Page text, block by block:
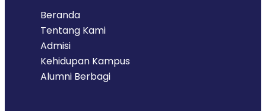
Beranda
Tentang Kami
Admisi
Kehidupan Kampus
Alumni Berbagi